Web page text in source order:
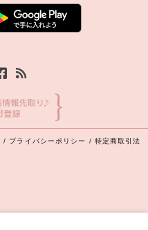
/ プライバシーポリシー / 特定商取引法